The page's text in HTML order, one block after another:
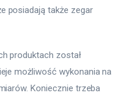
posiadają także zegar
produktach został
możliwość wykonania na
Koniecznie trzeba